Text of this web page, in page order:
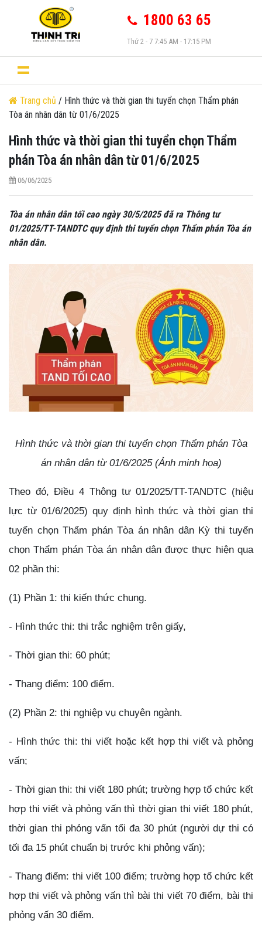
1800 63 65
Thứ 2 - 7 7:45 AM - 17:15 PM
Trang chủ / Hình thức và thời gian thi tuyển chọn Thẩm phán
Tòa án nhân dân từ 01/6/2025
Hình thức và thời gian thi tuyển chọn Thẩm
phán Tòa án nhân dân từ 01/6/2025
06/06/2025
Tòa án nhân dân tối cao ngày 30/5/2025 đã ra Thông tư
01/2025/TT-TANDTC quy định thi tuyển chọn Thẩm phán Tòa án
nhân dân.
Hình thức và thời gian thi tuyển chọn Thẩm phán Tòa
án nhân dân từ 01/6/2025 (Ảnh minh họa)
Theo đó, Điều 4 Thông tư 01/2025/TT-TANDTC (hiệu
lực từ 01/6/2025) quy định hình thức và thời gian thi
tuyển chọn Thẩm phán Tòa án nhân dân Kỳ thi tuyển
chọn Thẩm phán Tòa án nhân dân được thực hiện qua
02 phần thi:
(1) Phần 1: thi kiến thức chung.
- Hình thức thi: thi trắc nghiệm trên giấy,
- Thời gian thi: 60 phút;
- Thang điểm: 100 điểm.
(2) Phần 2: thi nghiệp vụ chuyên ngành.
- Hình thức thi: thi viết hoặc kết hợp thi viết và phỏng
vấn;
- Thời gian thi: thi viết 180 phút; trường hợp tổ chức kết
hợp thi viết và phỏng vấn thì thời gian thi viết 180 phút,
thời gian thi phỏng vấn tối đa 30 phút (người dự thi có
tối đa 15 phút chuẩn bị trước khi phỏng vấn);
- Thang điểm: thi viết 100 điểm; trường hợp tổ chức kết
hợp thi viết và phỏng vấn thì bài thi viết 70 điểm, bài thi
phỏng vấn 30 điểm.